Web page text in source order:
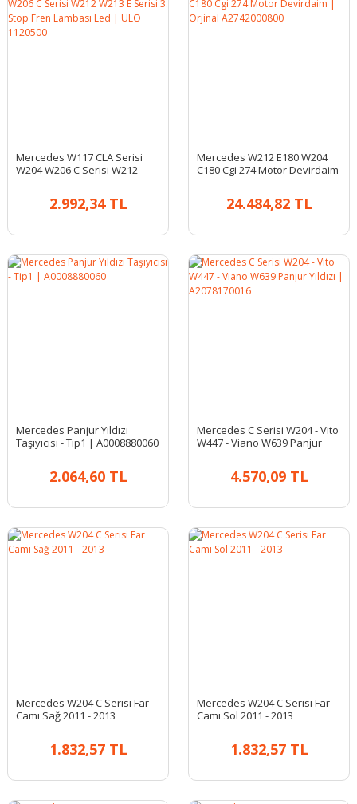
Mercedes W117 CLA Serisi
W204 W206 C Serisi W212
Lambası Led | ULO 1120500
2.992,34 TL
Mercedes W212 E180 W204
C180 Cgi 274 Motor Devirdaim
24.484,82 TL
Mercedes Panjur Yıldızı
Taşıyıcısı - Tip1 | A0008880060
2.064,60 TL
Mercedes C Serisi W204 - Vito
W447 - Viano W639 Panjur
4.570,09 TL
Mercedes W204 C Serisi Far
Camı Sağ 2011 - 2013
1.832,57 TL
Mercedes W204 C Serisi Far
Camı Sol 2011 - 2013
1.832,57 TL